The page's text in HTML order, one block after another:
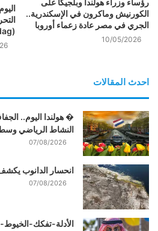
رؤساء وزراء هولندا وبلجيكا على
الكورنيش وماكرون في الإسكندرية..
الجري في مصر عادة زعماء أوروبا
10/05/2026
(Bevrijdingsdag)
احدث المقالات
� هولندا اليوم..
النشاط الرياضي
07/08/2026
انحسار الدانوب يكشف
07/08/2026
الأدلة-تفكك-الخيوط-